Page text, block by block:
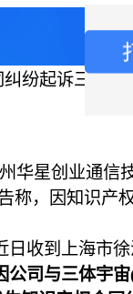
纷起诉三体宇
星创业通信
称，因知识产
收到上海市徐
公司与三体宇